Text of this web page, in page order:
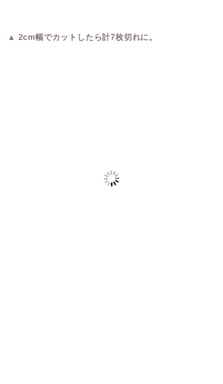
▲ 2cm幅でカットしたら計7枚切れに。